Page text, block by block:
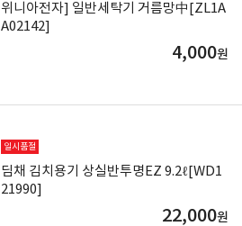
위니아전자] 일반세탁기 거름망中[ZL1A
A02142]
4,000원
일시품절
딤채 김치용기 상실반투명EZ 9.2ℓ[WD1
21990]
22,000원